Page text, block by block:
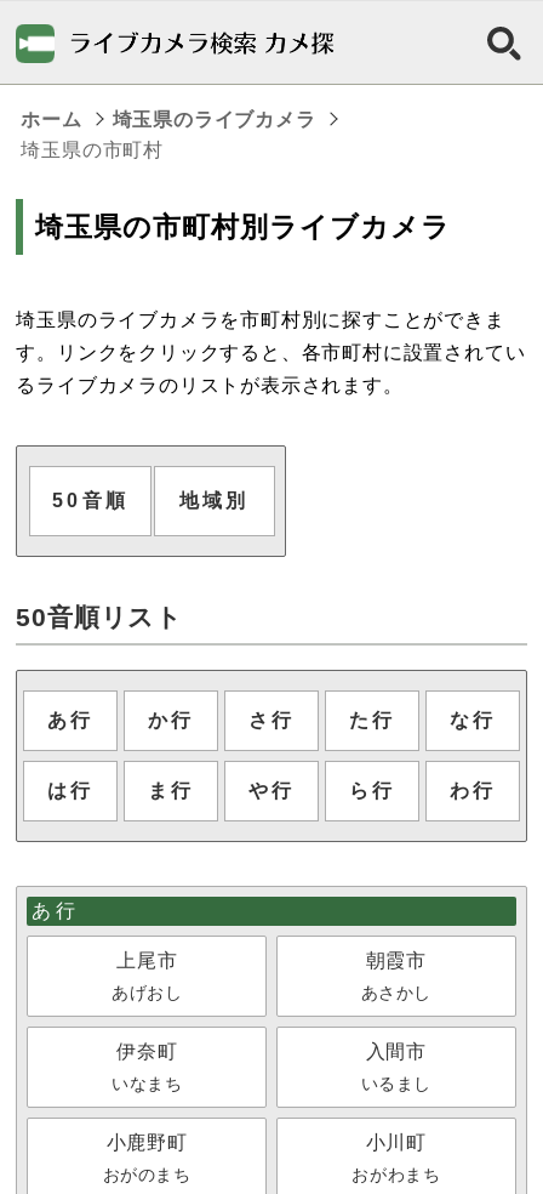
ホーム
埼玉県のライブカメラ
埼玉県の市町村
埼玉県の市町村別ライブカメラ
埼玉県のライブカメラを市町村別に探すことができま
す。リンクをクリックすると、各市町村に設置されてい
るライブカメラのリストが表示されます。
50音順 地域別
50音順リスト
あ行 か行 さ行 た行 な行
は行 ま行 や行 ら行 わ行
あ行
上尾市
あげおし
朝霞市
あさかし
伊奈町
いなまち
入間市
いるまし
小鹿野町
おがのまち
小川町
おがわまち